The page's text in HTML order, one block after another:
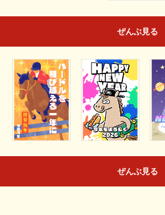
ぜんぶ見る
ぜんぶ見る